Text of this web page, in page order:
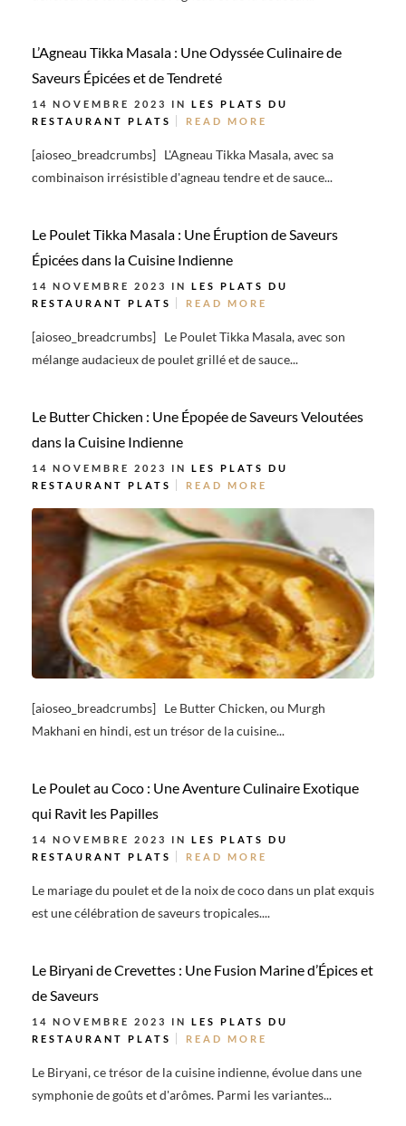
L’Agneau Tikka Masala : Une Odyssée Culinaire de
Saveurs Épicées et de Tendreté
14 NOVEMBRE 2023 IN LES PLATS DU
RESTAURANT
PLATS READ MORE
[aioseo_breadcrumbs] L'Agneau Tikka Masala, avec sa
combinaison irrésistible d'agneau tendre et de sauce...
Le Poulet Tikka Masala : Une Éruption de Saveurs
Épicées dans la Cuisine Indienne
14 NOVEMBRE 2023 IN LES PLATS DU
RESTAURANT
PLATS READ MORE
[aioseo_breadcrumbs] Le Poulet Tikka Masala, avec son
mélange audacieux de poulet grillé et de sauce...
Le Butter Chicken : Une Épopée de Saveurs Veloutées
dans la Cuisine Indienne
14 NOVEMBRE 2023 IN LES PLATS DU
RESTAURANT
PLATS READ MORE
[aioseo_breadcrumbs] Le Butter Chicken, ou Murgh
Makhani en hindi, est un trésor de la cuisine...
Le Poulet au Coco : Une Aventure Culinaire Exotique
qui Ravit les Papilles
14 NOVEMBRE 2023 IN LES PLATS DU
RESTAURANT
PLATS READ MORE
Le mariage du poulet et de la noix de coco dans un plat exquis
est une célébration de saveurs tropicales....
Le Biryani de Crevettes : Une Fusion Marine d’Épices et
de Saveurs
14 NOVEMBRE 2023 IN LES PLATS DU
RESTAURANT
PLATS READ MORE
Le Biryani, ce trésor de la cuisine indienne, évolue dans une
symphonie de goûts et d'arômes. Parmi les variantes...